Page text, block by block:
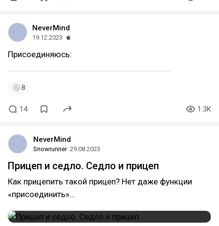
NeverMind
19.12.2023
Присоединяюсь:
8
14 1.3K
NeverMind
Snowrunner 29.08.2023
Прицеп и седло. Седло и прицеп
Как прицепить такой прицеп? Нет даже функции
«присоединить»...